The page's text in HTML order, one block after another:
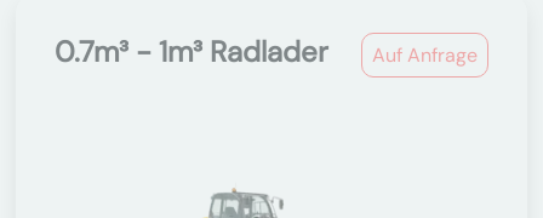
Auf Anfrage
0.7m³ - 1m³ Radlader